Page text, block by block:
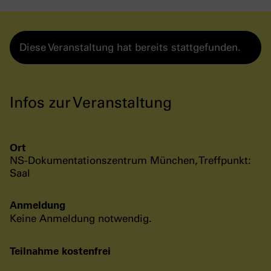
Diese Veranstaltung hat bereits stattgefunden.
Infos zur Veranstaltung
Ort
NS-Dokumentationszentrum München, Treffpunkt:
Saal
Anmeldung
Keine Anmeldung notwendig.
Teilnahme kostenfrei